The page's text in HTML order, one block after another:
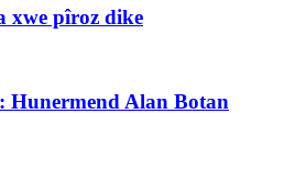
xwe pîroz dike
Hunermend Alan Botan